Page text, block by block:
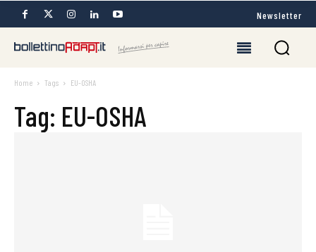
Newsletter
Home Tags EU-OSHA
Tag: EU-OSHA